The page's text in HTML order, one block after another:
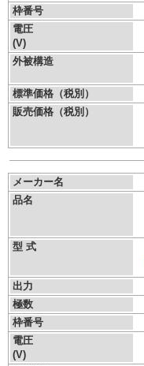
枠番号
電圧
(V)
外被構造
標準価格（税別）
販売価格（税別）
メーカー名
品名
型 式
出力
極数
枠番号
電圧
(V)